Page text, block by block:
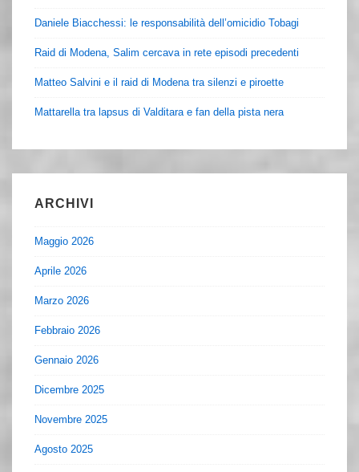
Daniele Biacchessi: le responsabilità dell’omicidio Tobagi
Raid di Modena, Salim cercava in rete episodi precedenti
Matteo Salvini e il raid di Modena tra silenzi e piroette
Mattarella tra lapsus di Valditara e fan della pista nera
ARCHIVI
Maggio 2026
Aprile 2026
Marzo 2026
Febbraio 2026
Gennaio 2026
Dicembre 2025
Novembre 2025
Agosto 2025